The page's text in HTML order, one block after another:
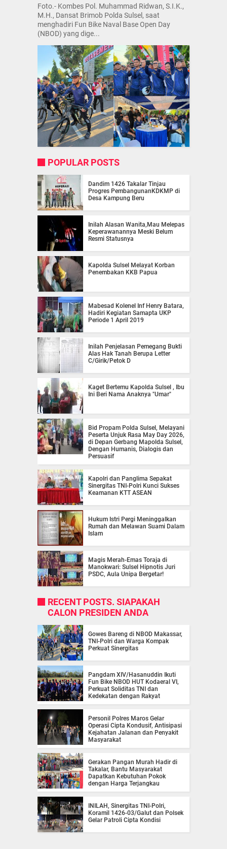
Foto.- Kombes Pol. Muhammad Ridwan, S.I.K.,
M.H., Dansat Brimob Polda Sulsel, saat
menghadiri Fun Bike Naval Base Open Day
(NBOD) yang dige...
POPULAR POSTS
Dandim 1426 Takalar Tinjau
Progres PembangunanKDKMP di
Desa Kampung Beru
Inilah Alasan Wanita,Mau Melepas
Keperawanannya Meski Belum
Resmi Statusnya
Kapolda Sulsel Melayat Korban
Penembakan KKB Papua
Mabesad Kolenel Inf Henry Batara,
Hadiri Kegiatan Samapta UKP
Periode 1 April 2019
Inilah Penjelasan Pemegang Bukti
Alas Hak Tanah Berupa Letter
C/Girik/Petok D
Kaget Bertemu Kapolda Sulsel , Ibu
Ini Beri Nama Anaknya "Umar"
Bid Propam Polda Sulsel, Melayani
Peserta Unjuk Rasa May Day 2026,
di Depan Gerbang Mapolda Sulsel,
Dengan Humanis, Dialogis dan
Persuasif
Kapolri dan Panglima Sepakat
Sinergitas TNI-Polri Kunci Sukses
Keamanan KTT ASEAN
Hukum Istri Pergi Meninggalkan
Rumah dan Melawan Suami Dalam
Islam
Magis Merah-Emas Toraja di
Manokwari: Sulsel Hipnotis Juri
PSDC, Aula Unipa Bergetar!
RECENT POSTS. SIAPAKAH
CALON PRESIDEN ANDA
Gowes Bareng di NBOD Makassar,
TNI-Polri dan Warga Kompak
Perkuat Sinergitas
Pangdam XIV/Hasanuddin Ikuti
Fun Bike NBOD HUT Kodaeral VI,
Perkuat Soliditas TNI dan
Kedekatan dengan Rakyat
Personil Polres Maros Gelar
Operasi Cipta Kondusif, Antisipasi
Kejahatan Jalanan dan Penyakit
Masyarakat
Gerakan Pangan Murah Hadir di
Takalar, Bantu Masyarakat
Dapatkan Kebutuhan Pokok
dengan Harga Terjangkau
INILAH, Sinergitas TNI-Polri,
Koramil 1426-03/Galut dan Polsek
Gelar Patroli Cipta Kondisi